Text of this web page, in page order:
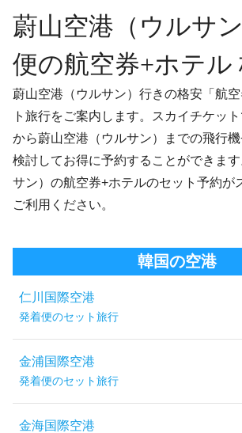
蔚山空港（ウルサ
便の航空券+ホテル
蔚山空港（ウルサン）行きの格安「航
ト旅行をご案内します。スカイチケッ
から蔚山空港（ウルサン）までの飛行機
検討してお得に予約することができま
サン）の航空券+ホテルのセット予約が
ご利用ください。
韓国の空港
仁川国際空港
発着便のセット旅行
金浦国際空港
発着便のセット旅行
金海国際空港